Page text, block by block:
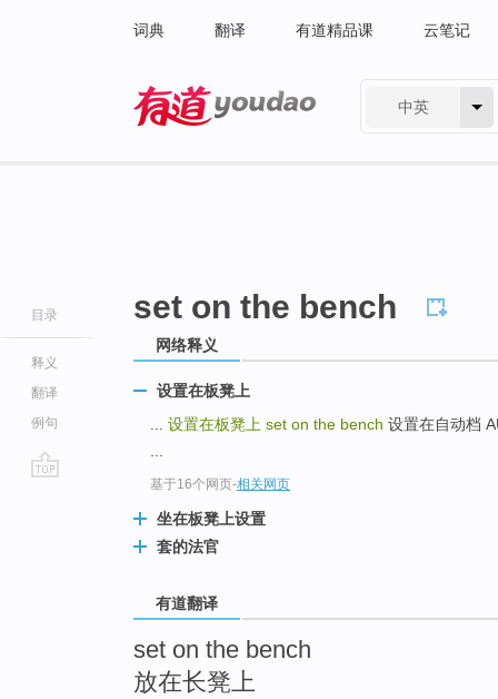
词典 翻译 有道精品课 云笔记
中英
目录
释义
翻译
例句
set on the bench
网络释义
设置在板凳上
设置在板凳上 set on the bench 设置在自动档
基于16个网页-相关网页
坐在板凳上设置
套的法官
有道翻译
set on the bench
放在长凳上